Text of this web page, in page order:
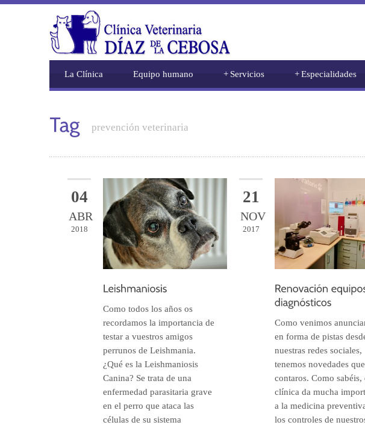
La Clínica Equipo humano Servicios
+ Especialidades
+
prevención veterinaria
04
ABR
2018
Como todos los años os
recordamos la importancia de
testar a vuestros amigos
perrunos de Leishmania.
¿Qué es la Leishmaniosis
Canina? Se trata de una
enfermedad parasitaria grave
en el perro que ataca las
células de su sistema
21
NOV
2017
Como venimos
en forma de pistas
nuestras redes sociales,
tenemos novedades que
contaros. Como sabéis,
clínica da mucha
a la medicina
los controles de